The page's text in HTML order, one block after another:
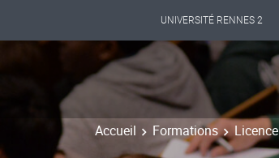
UNIVERSITÉ RENNES 2
Accueil Formations Licence